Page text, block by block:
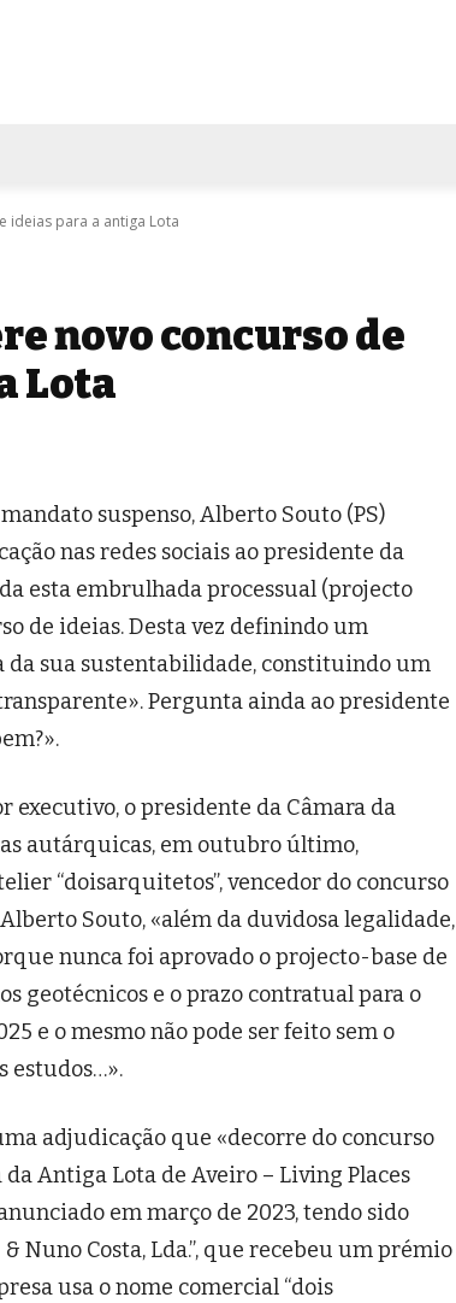
ideias para a antiga Lota
novo concurso de
Lota
suspenso, Alberto Souto (PS)
nas redes sociais ao presidente da
esta embrulhada processual (projecto
de ideias. Desta vez definindo um
da sua sustentabilidade, constituindo um
Pergunta ainda ao presidente
o presidente da Câmara da
autárquicas, em outubro último,
“doisarquitetos”, vencedor do concurso
Souto, «além da duvidosa legalidade,
nunca foi aprovado o projecto-base de
geotécnicos e o prazo contratual para o
e o mesmo não pode ser feito sem o
estudos…».
adjudicação que «decorre do concurso
Antiga Lota de Aveiro – Living Places
em março de 2023, tendo sido
Nuno Costa, Lda.”, que recebeu um prémio
usa o nome comercial “dois